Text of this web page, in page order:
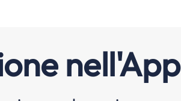
nell'App